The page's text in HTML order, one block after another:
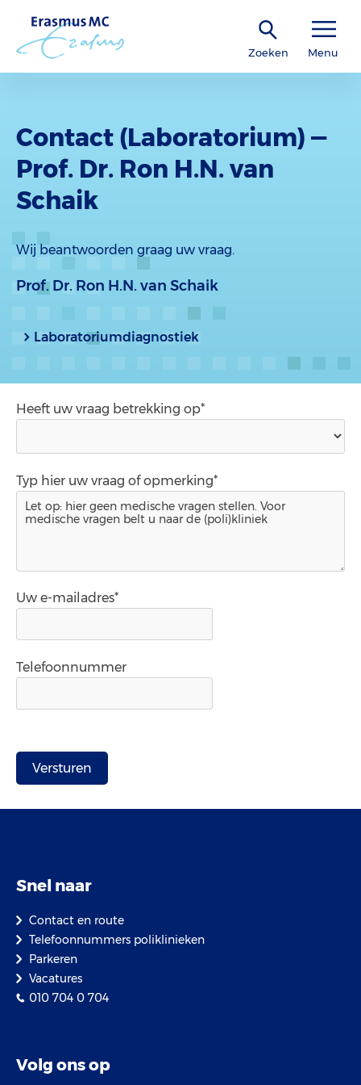
Zoeken Menu
Contact (Laboratorium) —
Prof. Dr. Ron H.N. van
Schaik
Wij beantwoorden graag uw vraag.
Prof. Dr. Ron H.N. van Schaik
Laboratoriumdiagnostiek
Heeft uw vraag betrekking op*
Typ hier uw vraag of opmerking*
Uw e-mailadres*
Telefoonnummer
Snel naar
Contact en route
Telefoonnummers poliklinieken
Parkeren
Vacatures
010 704 0 704
Volg ons op